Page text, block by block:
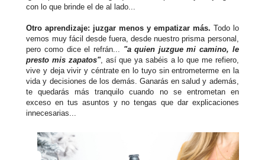
con lo que brinde el de al lado...
Otro aprendizaje: juzgar menos y empatizar más. Todo lo
vemos muy fácil desde fuera, desde nuestro prisma personal,
pero como dice el refrán... "a quien juzgue mi camino, le
presto mis zapatos", así que ya sabéis a lo que me refiero,
vive y deja vivir y céntrate en lo tuyo sin entrometerme en la
vida y decisiones de los demás. Ganarás en salud y además,
te quedarás más tranquilo cuando no se entrometan en
exceso en tus asuntos y no tengas que dar explicaciones
innecesarias...